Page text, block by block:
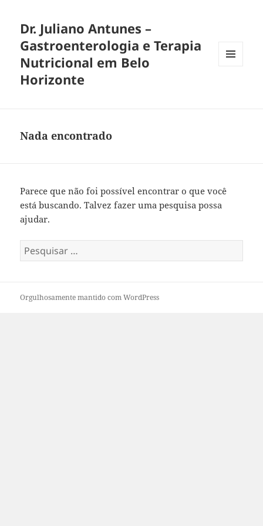
Dr. Juliano Antunes –
Gastroenterologia e Terapia
Nutricional em Belo
Horizonte
Nada encontrado
Parece que não foi possível encontrar o que você
está buscando. Talvez fazer uma pesquisa possa
ajudar.
Pesquisar
por:
Orgulhosamente mantido com WordPress